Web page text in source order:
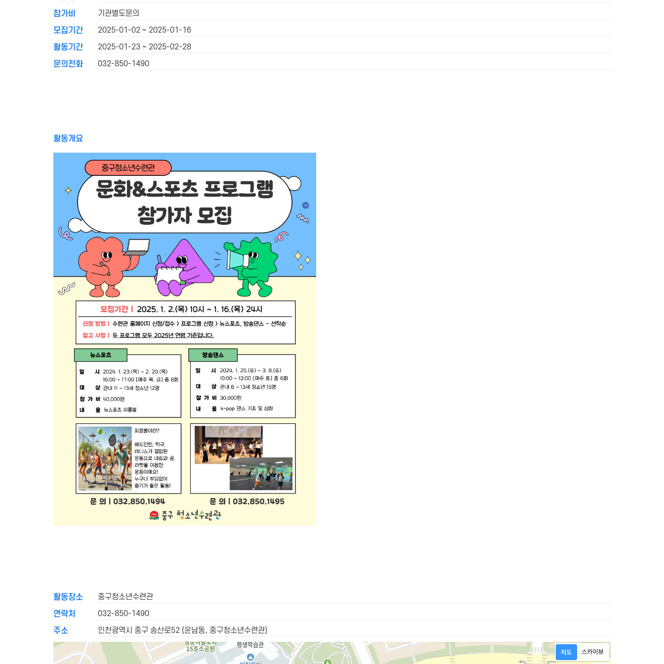
참가비
기관별도문의
모집기간
2025-01-02 ~ 2025-01-16
활동기간
2025-01-23 ~ 2025-02-28
문의전화
032-850-1490
활동개요
활동장소
중구청소년수련관
연락처
032-850-1490
주소
인천광역시 중구 송산로52 (운남동, 중구청소년수련관)